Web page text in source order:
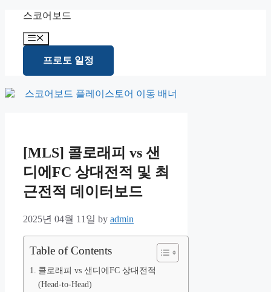
content
스코어보드
Menu
프로토 일정
[MLS] 콜로래피 vs 샌
디에FC 상대전적 및 최
근전적 데이터보드
2025년 04월 11일 by admin
Table of Contents
콜로래피 vs 샌디에FC 상대전적
(Head-to-Head)